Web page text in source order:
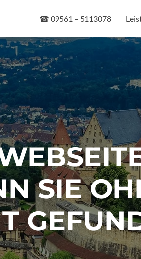
Inhalt
springen
☎ 09561 – 5113078
SIE